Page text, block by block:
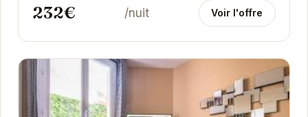
232€ /nuit Voir l'offre